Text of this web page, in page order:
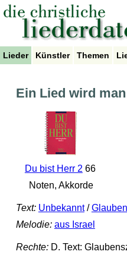
Lieder Künstler Themen
Ein Lied wird
Du bist Herr 266
Noten, Akkorde
Text: Unbekannt/
Melodie: aus Israel
Rechte:D. Text: